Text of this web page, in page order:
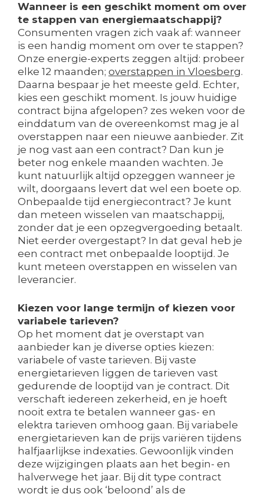
Wanneer is een geschikt moment om over
te stappen van energiemaatschappij?
Consumenten vragen zich vaak af: wanneer
is een handig moment om over te stappen?
Onze energie-experts zeggen altijd: probeer
elke 12 maanden; overstappen in Vloesberg.
Daarna bespaar je het meeste geld. Echter,
kies een geschikt moment. Is jouw huidige
contract bijna afgelopen? zes weken voor de
einddatum van de overeenkomst mag je al
overstappen naar een nieuwe aanbieder. Zit
je nog vast aan een contract? Dan kun je
beter nog enkele maanden wachten. Je
kunt natuurlijk altijd opzeggen wanneer je
wilt, doorgaans levert dat wel een boete op.
Onbepaalde tijd energiecontract? Je kunt
dan meteen wisselen van maatschappij,
zonder dat je een opzegvergoeding betaalt.
Niet eerder overgestapt? In dat geval heb je
een contract met onbepaalde looptijd. Je
kunt meteen overstappen en wisselen van
leverancier.
Kiezen voor lange termijn of kiezen voor
variabele tarieven?
Op het moment dat je overstapt van
aanbieder kan je diverse opties kiezen:
variabele of vaste tarieven. Bij vaste
energietarieven liggen de tarieven vast
gedurende de looptijd van je contract. Dit
verschaft iedereen zekerheid, en je hoeft
nooit extra te betalen wanneer gas- en
elektra tarieven omhoog gaan. Bij variabele
energietarieven kan de prijs variëren tijdens
halfjaarlijkse indexaties. Gewoonlijk vinden
deze wijzigingen plaats aan het begin- en
halverwege het jaar. Bij dit type contract
wordt je dus ook ‘beloond’ als de